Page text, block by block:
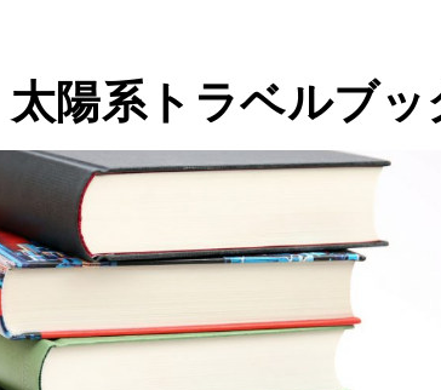
陽系トラベルブッ